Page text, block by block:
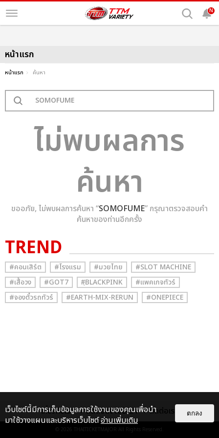
N
หน้าแรก
หน้าแรก ค้นหา
ไม่พบผลการ
ค้นหา
ขออภัย, ไม่พบผลการค้นหา “SOMOFUME” กรุณาตรวจสอบคำ
ค้นหาของท่านอีกครั้ง
TREND
#คอนเสิร์ต #โรงแรม #มวยไทย
#SLOT MACHINE
#เสื้อวง
#GOT7 #ฺBLACKPINK
#แพคเกจทัวร์
#จองตั๋วรถทัวร์
#EARTH-MIX-RERUN #ONEPIECE
เกี่ยวกับเรา ติดต่อลงโฆษณา ติดต่อเรา
© 2026 THAITICKETMAJOR All Rights Reserved.
เว็บไซต์นี้มีการเก็บข้อมูลการใช้งานของคุณเพื่อนำ
มาใช้วางแผนและบริหารเว็บไซต์อ่านเพิ่มเติม
ตกลง